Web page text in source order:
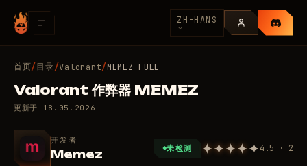
ZH-HANS
首页/目录/Valorant/MEMEZ FULL
Valorant 作弊器 MEMEZ
更新于 18.05.2026
开发者
Memez 未检测 4.5 · 2